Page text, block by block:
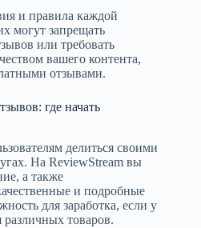
и правила каждой
могут запрещать
или требовать
вашего контента,
отзывами.
где начать
делиться своими
На ReviewStream вы
а также
и подробные
для заработка, если у
различных товаров.